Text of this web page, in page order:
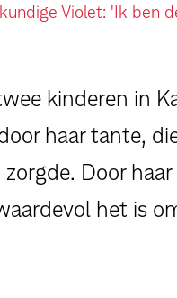
Violet: 'Ik ben
kinderen in
haar tante,
Door
het is